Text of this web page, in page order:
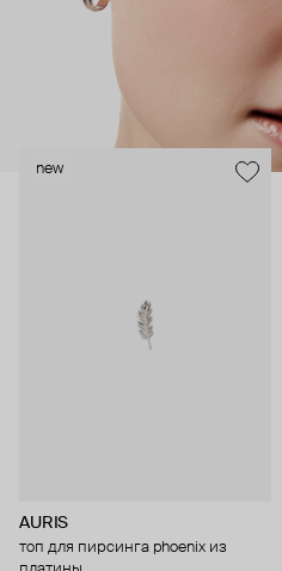
new
AURIS
топ для пирсинга phoenix из